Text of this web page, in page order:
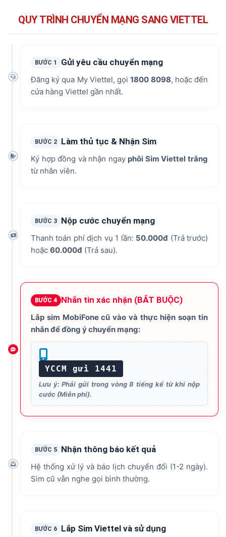
QUY TRÌNH CHUYỂN MẠNG SANG VIETTEL
BƯỚC 1 Gửi yêu cầu chuyển mạng
Đăng ký qua My Viettel, gọi1800 8098, hoặc đến
cửa hàng Viettel gần nhất.
BƯỚC 2 Làm thủ tục & Nhận Sim
Ký hợp đồng và nhận ngay phôi Sim Viettel trắng
từ nhân viên.
BƯỚC 3 Nộp cước chuyển mạng
Thanh toán phí dịch vụ 1 lần: 50.000đ (Trả trước)
hoặc 60.000đ (Trả sau).
BƯỚC 4 Nhắn tin xác nhận (BẮT BUỘC)
Lắp sim MobiFone cũ vào và thực hiện soạn tin
nhắn để đồng ý chuyển mạng:
YCCM gửi 1441
Lưu ý: Phải gửi trong vòng 8 tiếng kể từ khi nộp
cước (Miễn phí).
BƯỚC 5 Nhận thông báo kết quả
Hệ thống xử lý và báo lịch chuyển đổi (1-2 ngày).
Sim cũ vẫn nghe gọi bình thường.
BƯỚC 6 Lắp Sim Viettel và sử dụng